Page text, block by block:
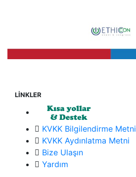
LİNKLER
KVKK Bilgilendirme Metni
KVKK Aydınlatma Metni
Bize Ulaşın
Yardım